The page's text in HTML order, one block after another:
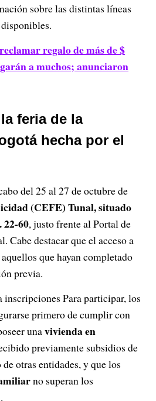
i
e
sobre las distintas líneas
regalo de más de $
a muchos; anunciaron
feria de la
hecha por el
del 25 al 27 de octubre de
(CEFE) Tunal, situado
22-60, justo frente al Portal de
Cabe destacar que el acceso a
que hayan completado
previa.
inscripciones Para participar, los
primero de cumplir con
unavivienda en
previamente subsidios de
otras entidades, y que los
no superan los